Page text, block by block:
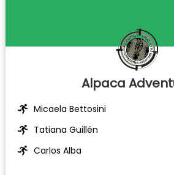
Alpaca
Micaela Bettosini
Tatiana Guillén
Carlos Alba